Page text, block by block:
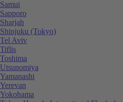
Samui
Sapporo
Sharjah
Shinjuku (Tokyo)
Tel Aviv
Tiflis
Toshima
Utsunomiya
Yamanashi
Yerevan
Yokohama